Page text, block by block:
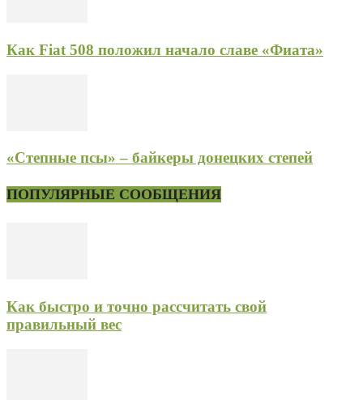
Как Fiat 508 положил начало славе «Фиата»
«Степные псы» – байкеры донецких степей
ПОПУЛЯРНЫЕ СООБЩЕНИЯ
Как быстро и точно рассчитать свой
правильный вес